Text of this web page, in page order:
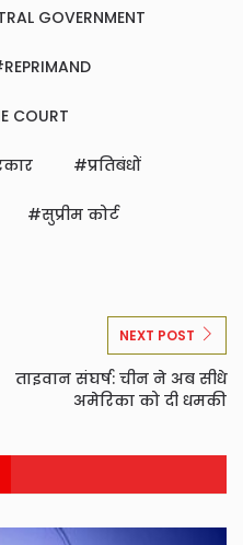
GOVERNMENT
REPRIMAND
COURT
प्रतिबंधों
सुप्रीम कोर्ट
NEXT POST
ताइवान संघर्ष: चीन ने अब सीधे
अमेरिका को दी धमकी